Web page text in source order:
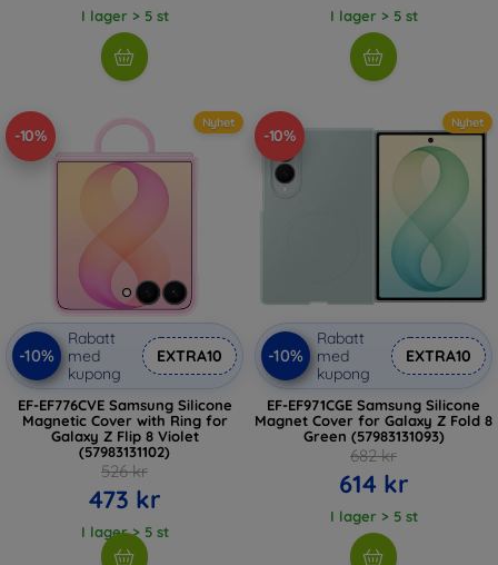
I lager > 5 st I lager > 5 st
-10%
Nyhet
-10%
Rabatt
med
kupong
EXTRA10
EF-EF776CVE Samsung Silicone
Magnetic Cover with Ring for
Galaxy Z Flip 8 Violet
(57983131102)
526 kr
473 kr
I lager > 5 st
-10%
Nyhet
-10%
Rabatt
med
kupong
EXTRA10
EF-EF971CGE Samsung Silicone
Magnet Cover for Galaxy Z Fold 8
Green (57983131093)
682 kr
614 kr
I lager > 5 st